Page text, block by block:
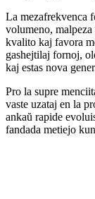
La mezafrekvenca
volumeno,
kvalito kaj favora
gashejtilaj fornoj,
kaj estas nova
Pro la supre
vaste uzataj en la
ankaŭ rapide
fandada metiejo